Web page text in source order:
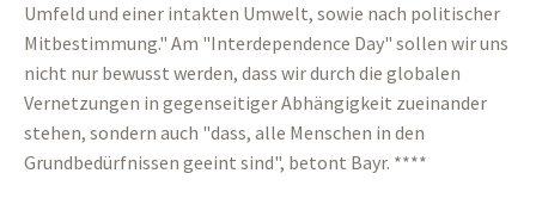
Umfeld und einer intakten Umwelt, sowie nach politischer
Mitbestimmung." Am "Interdependence Day" sollen wir uns
nicht nur bewusst werden, dass wir durch die globalen
Vernetzungen in gegenseitiger Abhängigkeit zueinander
stehen, sondern auch "dass, alle Menschen in den
Grundbedürfnissen geeint sind", betont Bayr. ****